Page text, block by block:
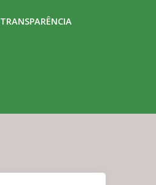
TRANSPARÊNCIA